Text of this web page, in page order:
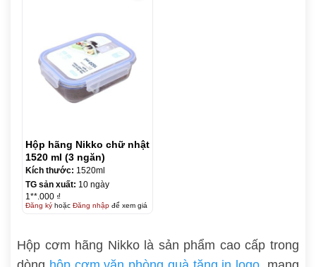
Hộp hãng Nikko chữ nhật
1520 ml (3 ngăn)
Kích thước: 1520ml
TG sản xuất: 10 ngày
1**.000 ₫
Đăng kýhoặc Đăng nhậpđể xem giá
Hộp cơm hãng Nikko là sản phẩm cao cấp trong